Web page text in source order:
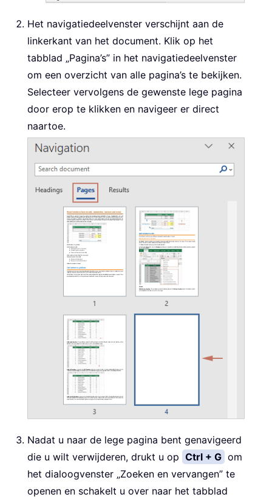
Het navigatiedeelvenster verschijnt aan de
linkerkant van het document. Klik op het
tabblad „Pagina’s” in het navigatiedeelvenster
om een overzicht van alle pagina’s te bekijken.
Selecteer vervolgens de gewenste lege pagina
door erop te klikken en navigeer er direct
naartoe.
Nadat u naar de lege pagina bent genavigeerd
die u wilt verwijderen, drukt u op Ctrl + G om
het dialoogvenster „Zoeken en vervangen” te
openen en schakelt u over naar het tabblad